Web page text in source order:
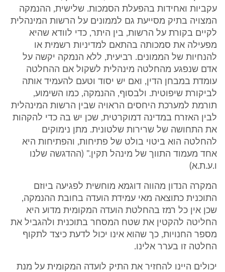
עקביות ואחידות בהפעלת הסמכות. שלישית, ההנמקה
המצויה בתיק מסייעת גם לממונים על הרשות המינהלית
לקיים בקורת על הרשות, בין היתר, כדי לוודא שהיא
מפעילה את סמכותה בהתאם למדיניות רשמית או
להנחיות של הממונים. רביעית, ללא הנמקה יקשה על
אדם שנפגע מהחלטה מינהלית לשקול אם ההחלטה
עומדת במבחן הדין, ואם יש יסוד וטעם להעמיד אותה
לביקורת שיפוטית. ולבסוף, ההנמקה, כמו השימוע,
תורמת למערכת היחסים הראויה שבין הרשות המינהלית
לבין האזרח במדינה דמוקרטית, שכן יש בה כדי להקהות
את התחושה של שרירות שלטונית. מתן נימוקים
להחלטה הוא ביטוי בולט של פתיחות, והפתיחות היא
אחד מעמוד התווך של מינהל תקין." (ההדגשה שלנו
ו.ע.ת.א)
המקרה הנדון מהווה דוגמא מוחשית לפגיעה ביוזם
התוכנית כתוצאה מאי עמידת הועדה בחובת ההנמקה,
שכן אין כל רמז בהחלטת הועדה המקומית מדוע היא
החליטה להקטין את שטח המסחר בתוכנית ולהגביל את
מספר החנויות, כך שהוא אינו יכול לדעת כיצד לתקוף
החלטה זו בערר אלינו.
יכולים היינו להחזיר את התיק לועדה המקומית על מנת